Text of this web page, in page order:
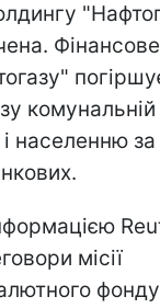
Фінансове
комунальній
населенню за
місії